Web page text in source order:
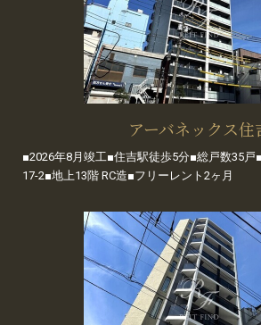
アーバネックス住
■2026年8月竣工■住吉駅徒歩5分■総戸数35戸
17-2■地上13階 RC造■フリーレント2ヶ月